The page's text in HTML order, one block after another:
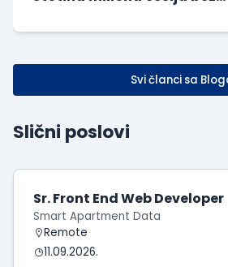
Svi članci sa
Slični poslovi
Sr. Front End Web Developer
Smart Apartment Data
Remote
11.09.2026.